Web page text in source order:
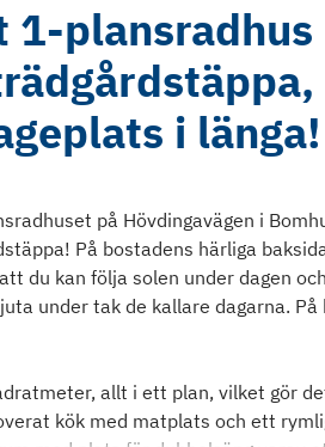
1-plansradhus
i länga!
på Hövdingavägen i
På bostadens härliga
du kan följa solen under dagen
under tak de kallare dagarna.
allt i ett plan, vilket gör
kök med matplats och ett